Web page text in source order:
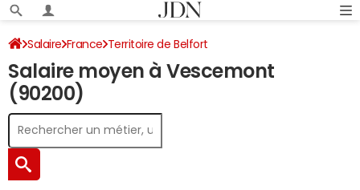
Salaire France Territoire de Belfort
Salaire moyen à Vescemont
(90200)